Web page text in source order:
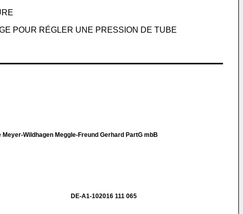
POUR RÉGLER UNE PRESSION DE TUBE
Meyer-Wildhagen Meggle-Freund Gerhard PartG mbB
DE-A1-102016 111 065